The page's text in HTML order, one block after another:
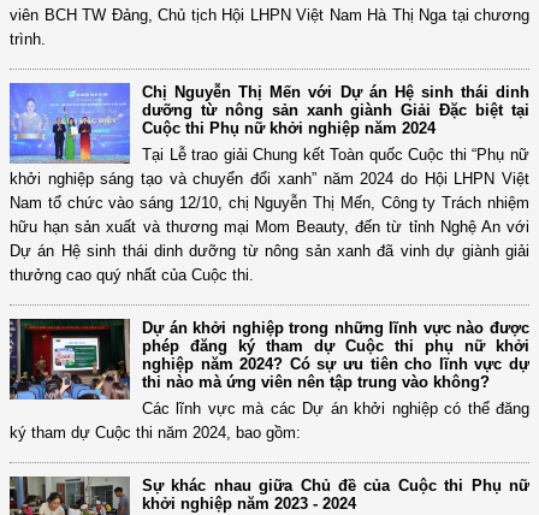
viên BCH TW Đảng, Chủ tịch Hội LHPN Việt Nam Hà Thị Nga tại chương
trình.
Chị Nguyễn Thị Mến với Dự án Hệ sinh thái dinh
dưỡng từ nông sản xanh giành Giải Đặc biệt tại
Cuộc thi Phụ nữ khởi nghiệp năm 2024
Tại Lễ trao giải Chung kết Toàn quốc Cuộc thi “Phụ nữ
khởi nghiệp sáng tạo và chuyển đổi xanh” năm 2024 do Hội LHPN Việt
Nam tổ chức vào sáng 12/10, chị Nguyễn Thị Mến, Công ty Trách nhiệm
hữu hạn sản xuất và thương mại Mom Beauty, đến từ tỉnh Nghệ An với
Dự án Hệ sinh thái dinh dưỡng từ nông sản xanh đã vinh dự giành giải
thưởng cao quý nhất của Cuộc thi.
Dự án khởi nghiệp trong những lĩnh vực nào được
phép đăng ký tham dự Cuộc thi phụ nữ khởi
nghiệp năm 2024? Có sự ưu tiên cho lĩnh vực dự
thi nào mà ứng viên nên tập trung vào không?
Các lĩnh vực mà các Dự án khởi nghiệp có thể đăng
ký tham dự Cuộc thi năm 2024, bao gồm:
Sự khác nhau giữa Chủ đề của Cuộc thi Phụ nữ
khởi nghiệp năm 2023 - 2024